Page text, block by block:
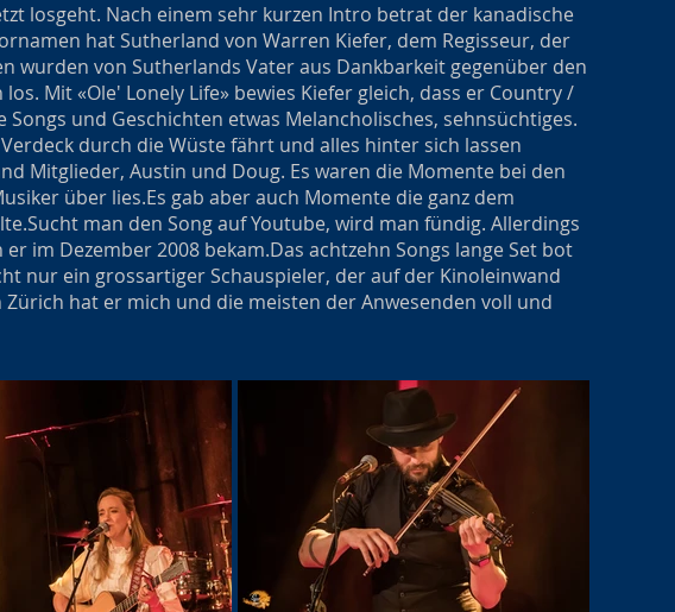
losgeht. Nach einem sehr kurzen Intro betrat der kanadische
hat Sutherland von Warren Kiefer, dem Regisseur, der
wurden von Sutherlands Vater aus Dankbarkeit gegenüber den
Mit «Ole' Lonely Life» bewies Kiefer gleich, dass er Country /
und Geschichten etwas Melancholisches, sehnsüchtiges.
durch die Wüste fährt und alles hinter sich lassen
Mitglieder, Austin und Doug. Es waren die Momente bei den
über lies.Es gab aber auch Momente die ganz dem
Sucht man den Song auf Youtube, wird man fündig. Allerdings
im Dezember 2008 bekam.Das achtzehn Songs lange Set bot
nur ein grossartiger Schauspieler, der auf der Kinoleinwand
hat er mich und die meisten der Anwesenden voll und